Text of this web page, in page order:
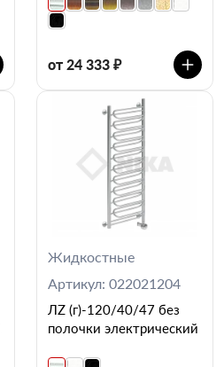
от 24 333 ₽
Жидкостные
Артикул: 022021204
ЛZ (г)-120/40/47 без
полочки электрический